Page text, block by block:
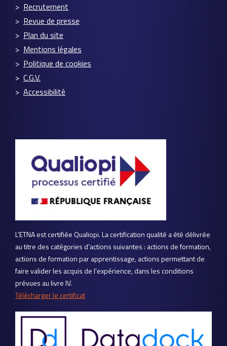
Recrutement
Revue de presse
Plan du site
Mentions légales
Politique de cookies
C.G.V.
Accessibilité
L’ETNA est certifiée Qualiopi. La certification qualité a été délivrée
au titre des catégories d’actions suivantes : actions de formation,
actions de formation par apprentissage, actions permettant de
faire valider les acquis de l’expérience, dans les conditions
prévues au livre IV.
Télécharger le certificat